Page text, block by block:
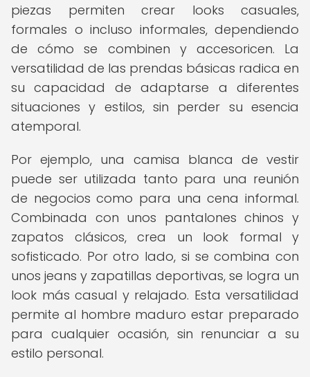
piezas permiten crear looks casuales,
formales o incluso informales, dependiendo
de cómo se combinen y accesoricen. La
versatilidad de las prendas básicas radica en
su capacidad de adaptarse a diferentes
situaciones y estilos, sin perder su esencia
atemporal.
Por ejemplo, una camisa blanca de vestir
puede ser utilizada tanto para una reunión
de negocios como para una cena informal.
Combinada con unos pantalones chinos y
zapatos clásicos, crea un look formal y
sofisticado. Por otro lado, si se combina con
unos jeans y zapatillas deportivas, se logra un
look más casual y relajado. Esta versatilidad
permite al hombre maduro estar preparado
para cualquier ocasión, sin renunciar a su
estilo personal.